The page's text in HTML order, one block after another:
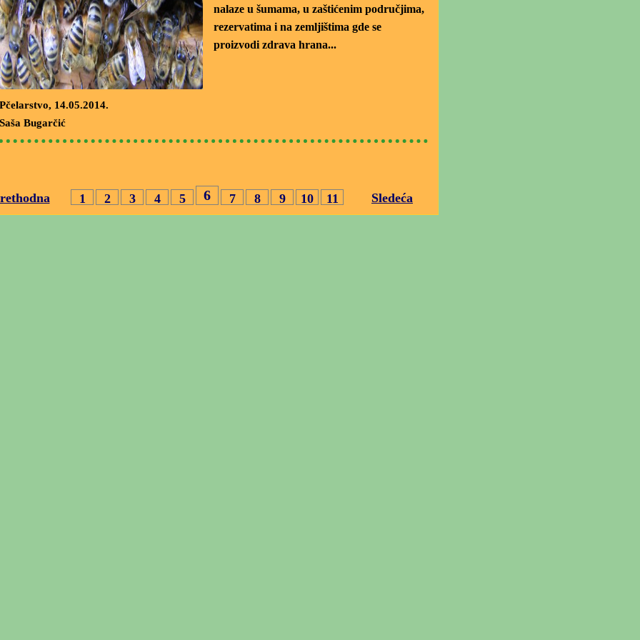
nalaze u šumama, u zaštićenim područjima,
rezervatima i na zemljištima gde se
proizvodi zdrava hrana...
Pčelarstvo, 14.05.2014.
Saša Bugarčić
Sledeća
1 2 3 4 5 6 7 8 9 10 11